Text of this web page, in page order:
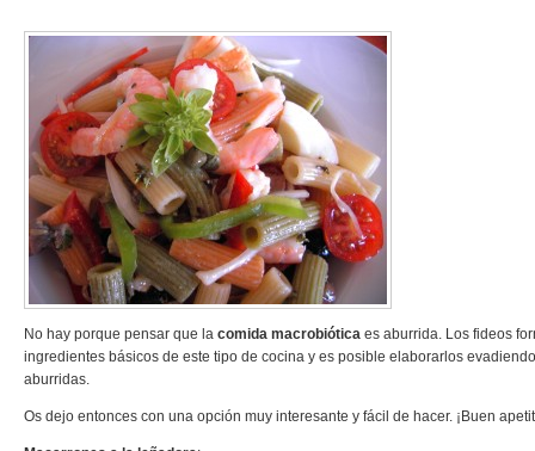
No hay porque pensar que la comida macrobiótica es aburrida. Los fideos
ingredientes básicos de este tipo de cocina y es posible elaborarlos
aburridas.
Os dejo entonces con una opción muy interesante y fácil de hacer. ¡Buen